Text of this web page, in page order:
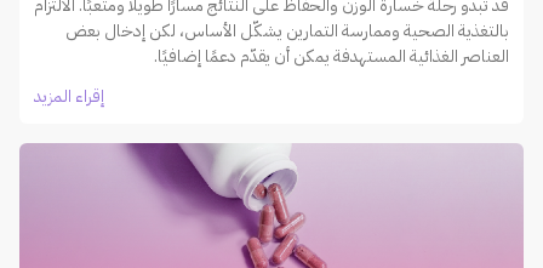
قد تبدو رحلة خسارة الوزن والحفاظ على النتائج مسارًا طويلًا ومتعبًا. الالتزام
بالتغذية الصحية وممارسة التمارين يشكّل الأساس، لكن إدخال بعض
العناصر الغذائية المستهدفة يمكن أن يقدّم دعمًا إضافيًا.
إقراء المزيد